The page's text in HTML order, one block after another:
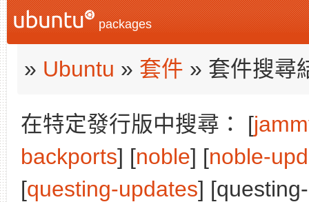
packages
» Ubuntu » 套件 » 套件搜尋
在特定發行版中搜尋： [
backports] [noble] [noble-
[questing-updates]